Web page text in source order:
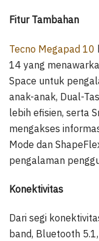
Fitur Tambahan
Tecno Megapad 10
14 yang
Space untuk
anak-anak, Dual-
lebih efisien, serta
mengakses
Mode dan
pengalaman
Konektivitas
Dari segi
band, Bluetooth